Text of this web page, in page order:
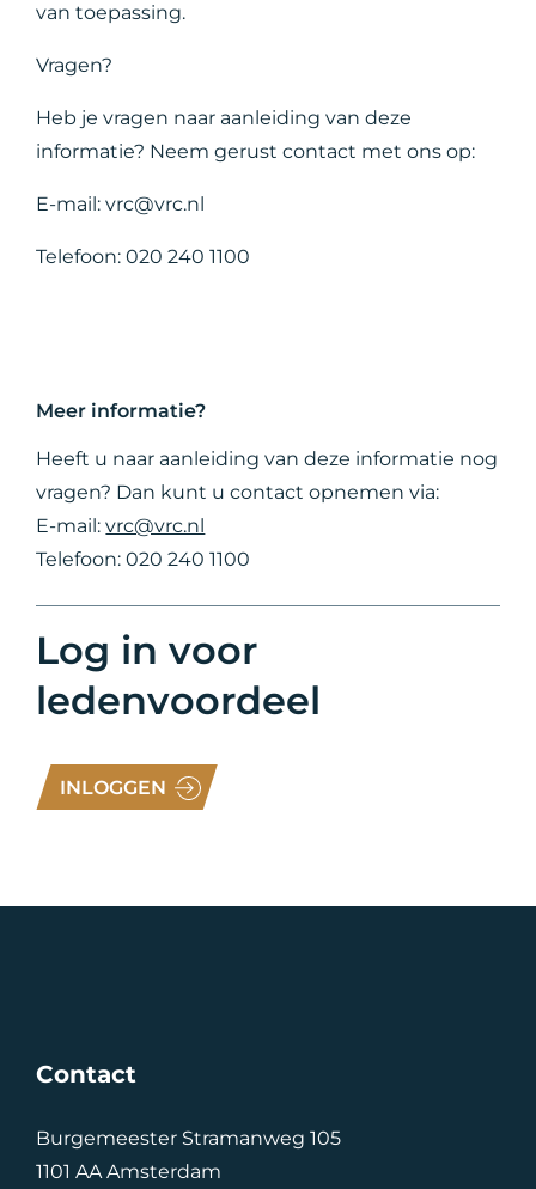
van toepassing.
Vragen?
Heb je vragen naar aanleiding van deze
informatie? Neem gerust contact met ons op:
E-mail: vrc@vrc.nl
Telefoon: 020 240 1100
Meer informatie?
Heeft u naar aanleiding van deze informatie nog
vragen? Dan kunt u contact opnemen via:
E-mail:vrc@vrc.nl
Telefoon: 020 240 1100
Log in voor
ledenvoordeel
INLOGGEN
Contact
Burgemeester Stramanweg 105
1101 AA Amsterdam